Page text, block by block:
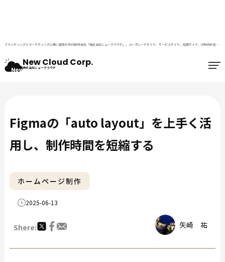
ブランディングとマーケティングに強い東京のWeb制作会社「株式会社ニュークラウド」。コーポレートサイト、サービスサイト、採用サイト、LP制作お任せください。
New Cloud Corp.
株式会社ニュークラウド
ホー
ホームペー
Figmaの「auto layout」を上手く活用
Figmaの「auto layout」を上手く活
用し、制作時間を短縮する
ホームページ制作
2025-06-13
Shere: 矢崎 祐